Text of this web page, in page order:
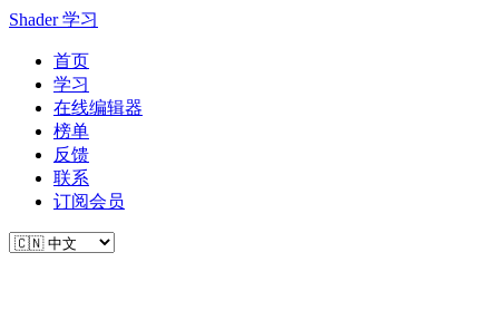
Shader 学习
首页
学习
在线编辑器
榜单
反馈
联系
订阅会员